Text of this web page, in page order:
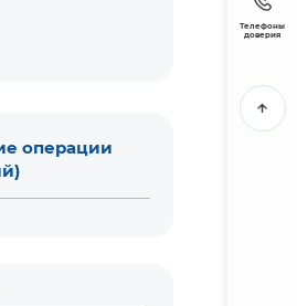
операции
Телефоны
доверия